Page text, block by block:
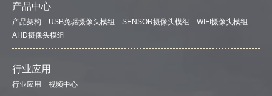
产品中心
产品架构 USB免驱摄像头模组 SENSOR摄像头模组
WIFI摄像头模组
AHD摄像头模组
行业应用
行业应用 视频中心